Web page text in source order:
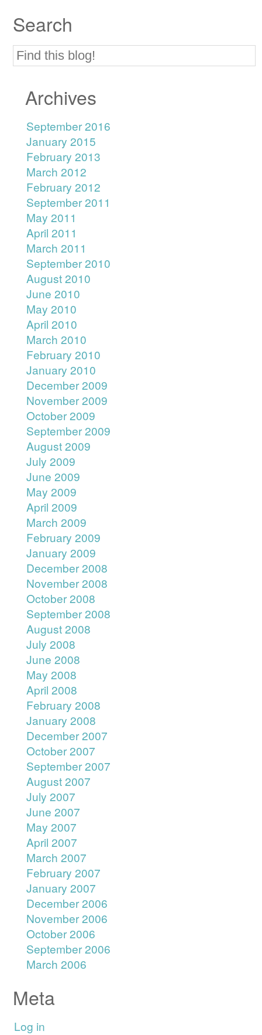
Search
Archives
September 2016
January 2015
February 2013
March 2012
February 2012
September 2011
May 2011
April 2011
March 2011
September 2010
August 2010
June 2010
May 2010
April 2010
March 2010
February 2010
January 2010
December 2009
November 2009
October 2009
September 2009
August 2009
July 2009
June 2009
May 2009
April 2009
March 2009
February 2009
January 2009
December 2008
November 2008
October 2008
September 2008
August 2008
July 2008
June 2008
May 2008
April 2008
February 2008
January 2008
December 2007
October 2007
September 2007
August 2007
July 2007
June 2007
May 2007
April 2007
March 2007
February 2007
January 2007
December 2006
November 2006
October 2006
September 2006
March 2006
Meta
Log in